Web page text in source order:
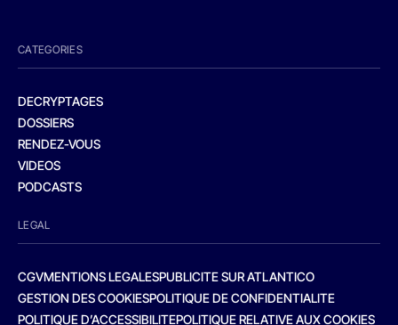
CATEGORIES
DECRYPTAGES
DOSSIERS
RENDEZ-VOUS
VIDEOS
PODCASTS
LEGAL
CGVMENTIONS LEGALESPUBLICITE SUR ATLANTICO
GESTION DES COOKIESPOLITIQUE DE CONFIDENTIALITE
POLITIQUE D’ACCESSIBILITEPOLITIQUE RELATIVE AUX COOKIES